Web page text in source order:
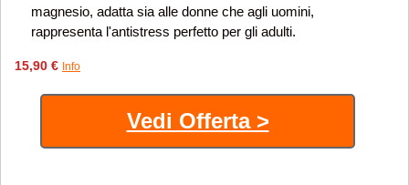
magnesio, adatta sia alle donne che agli uomini,
rappresenta l'antistress perfetto per gli adulti.
15,90 € Info
Vedi Offerta >